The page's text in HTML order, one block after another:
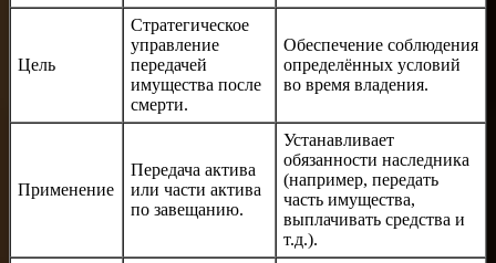
Цель
Стратегическое
управление
передачей
имущества после
смерти.
Обеспечение соблюдения
определённых условий
во время владения.
Применение
Передача актива
или части актива
по завещанию.
Устанавливает
обязанности наследника
(например, передать
часть имущества,
выплачивать средства и
т.д.).